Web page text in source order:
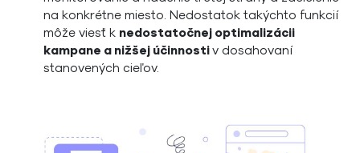
na konkrétne miesto. Nedostatok takýchto funkcií
môže viesť k nedostatočnej optimalizácii
kampane a nižšej účinnostiv dosahovaní
stanovených cieľov.